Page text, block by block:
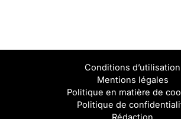
Conditions d’utilisation
Mentions légales
Politique en matière de
Politique de